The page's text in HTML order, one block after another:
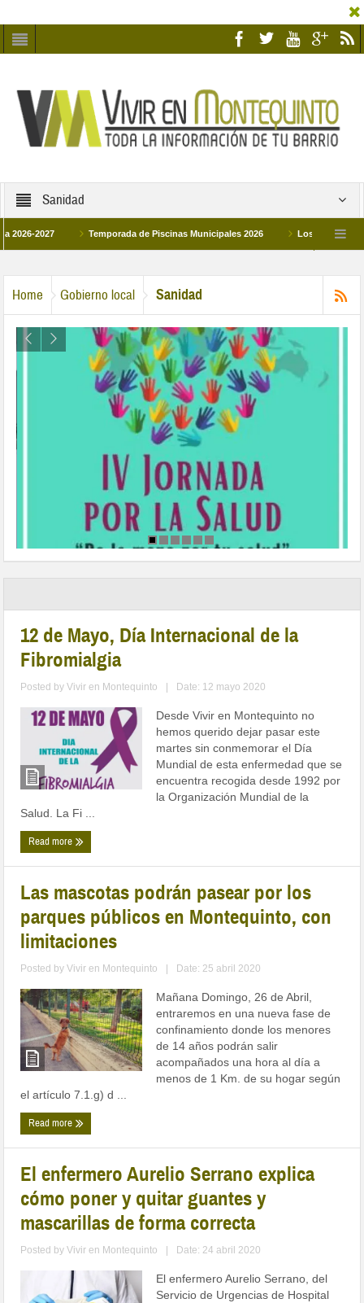
Sanidad
Temporada de Piscinas Municipales 2026 Los Campus de
Home Gobierno local Sanidad
12 de Mayo, Día Internacional de la
Fibromialgia
Posted byVivir en Montequinto Date: 12 mayo 2020
Desde Vivir en Montequinto no
hemos querido dejar pasar este
martes sin conmemorar el Día
Mundial de esta enfermedad que se
encuentra recogida desde 1992 por
la Organización Mundial de la
Salud. La Fi ...
Read more
Las mascotas podrán pasear por los
parques públicos en Montequinto, con
limitaciones
Posted byVivir en Montequinto Date: 25 abril 2020
Mañana Domingo, 26 de Abril,
entraremos en una nueva fase de
confinamiento donde los menores
de 14 años podrán salir
acompañados una hora al día a
menos de 1 Km. de su hogar según
el artículo 7.1.g) d ...
Read more
El enfermero Aurelio Serrano explica
cómo poner y quitar guantes y
mascarillas de forma correcta
Posted byVivir en Montequinto Date: 24 abril 2020
El enfermero Aurelio Serrano, del
Servicio de Urgencias de Hospital